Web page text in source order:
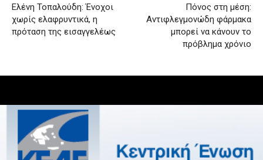
Ελένη Τοπαλούδη: Ένοχοι
χωρίς ελαφρυντικά, η
πρόταση της εισαγγελέως
Πόνος στη μέση:
Αντιφλεγμονώδη φάρμακα
μπορεί να κάνουν το
πρόβλημα χρόνιο